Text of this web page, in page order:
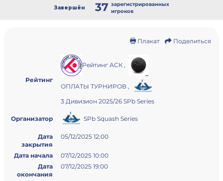
Завершён 37 зарегистрированных
игроков
Плакат Поделиться
Рейтинг
Рейтинг АСК ,
ОПЛАТЫ ТУРНИРОВ ,
3 Дивизион 2025/26 SPb Series
Организатор SPb Squash Series
Дата
закрытия
05/12/2025 12:00
Дата начала
07/12/2025 10:00
Дата
окончания
07/12/2025 19:00